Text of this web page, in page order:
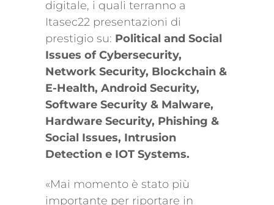
digitale, i quali terranno a
Itasec22 presentazioni di
prestigio su: Political and Social
Issues of Cybersecurity,
Network Security, Blockchain &
E-Health, Android Security,
Software Security & Malware,
Hardware Security, Phishing &
Social Issues, Intrusion
Detection e IOT Systems.
«Mai momento è stato più
importante per riportare in